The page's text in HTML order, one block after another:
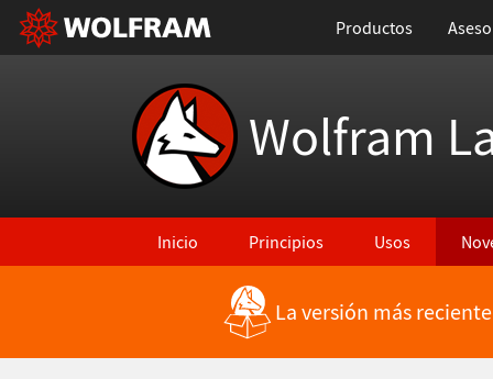
Productos
Wolfram
Inicio Principios Usos
La versión más